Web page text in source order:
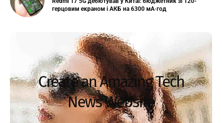
герцовим екраном і АКБ на 6300 мА·год
Create an Amazing Tech
News Website